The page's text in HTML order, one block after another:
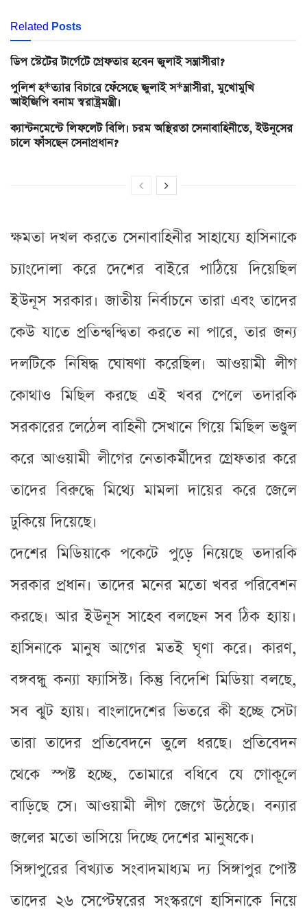
Related Posts
ডিপ স্টেটের টার্গেটে গ্রেফতার হবেন জুলাই সন্ত্রাসীরা?
পুলিশ হ*ত্যার বিচারে ফেঁসেছে জুলাই স*ন্ত্রাসীরা, মুখোমুখি
আইজিপি বনাম স্বরাষ্ট্রমন্ত্রী।
ক্যান্টনমেন্টে লিফলেট বিলি। চরম অস্থিরতা সেনাবাহিনীতে, ইউনূসের
চালে ফাঁসছেন সেনাপ্রধান?
ক্ষমতা দখল করতে সেনাবাহিনীর সাহায্যে হাসিনাকে
চ্যাংদোলা করে দেশের বাইরে পাঠিয়ে দিয়েছিল
ইউনূস সরকার। জাতীয় নির্বাচনে তারা এবং তাদের
কেউ যাতে প্রতিন্দ্বন্দ্বিতা করতে না পারে, তার জন্য
দলটিকে নিষিদ্ধ ঘোষণা করেছিল। আওয়ামী লীগ
কোথাও মিছিল করছে এই খবর পেলে তদারকি
সরকারের লেঠেল বাহিনী সেখানে গিয়ে মিছিল ভণ্ডুল
করে আওয়ামী লীগের নেতাকর্মীদের গ্রেফতার করে
তাদের বিরুদ্ধে মিথ্যে মামলা দায়ের করে জেলে
ঢুকিয়ে দিয়েছে।
দেশের মিডিয়াকে পকেটে পুড়ে নিয়েছে তদারকি
সরকার প্রধান। তাদের মনের মতো খবর পরিবেশন
করছে। আর ইউনূস সাহেব বলছেন সব ঠিক হ্যায়।
হাসিনাকে মানুষ আগের মতই ঘৃণা করে। কারণ,
বঙ্গবন্ধু কন্যা ফ্যাসিস্ট। কিন্তু বিদেশি মিডিয়া বলছে,
সব ঝুট হ্যায়। বাংলাদেশের ভিতরে কী হচ্ছে সেটা
তারা তাদের প্রতিবেদনে তুলে ধরছে। প্রতিবেদন
থেকে স্পষ্ট হচ্ছে, তোমারে বধিবে যে গোকূলে
বাড়িছে সে। আওয়ামী লীগ জেগে উঠেছে। বন্যার
জলের মতো ভাসিয়ে দিচ্ছে দেশের মানুষকে।
সিঙ্গাপুরের বিখ্যাত সংবাদমাধ্যম দ্য সিঙ্গাপুর পোস্ট
তাদের ২৬ সেপ্টেম্বরের সংস্করণে হাসিনাকে নিয়ে